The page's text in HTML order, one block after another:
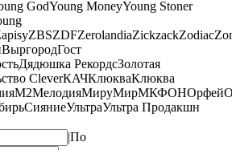
GodYoung MoneyYoung Stoner
ZBSZDFZerolandiaZickzackZodiac
ВыргородГост
Дядюшка РекордсЗолотая
CleverКАЧКлюкваКлюква
М2МелодияМируМирМКФОНОрфей
СияниеУльтраУльтра Продакшн
|По